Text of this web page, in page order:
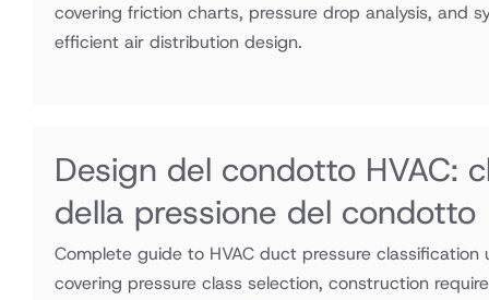
covering friction charts, pressure drop analysis, and
efficient air distribution design.
Design del condotto HVAC:
della pressione del condotto
Complete guide to HVAC duct pressure classification
covering pressure class selection, construction